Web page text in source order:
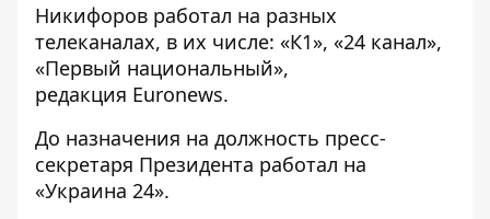
Никифоров работал на разных
телеканалах, в их числе: «К1», «24 канал»,
«Первый национальный»,
редакция Euronews.
До назначения на должность пресс-
секретаря Президента работал на
«Украина 24».